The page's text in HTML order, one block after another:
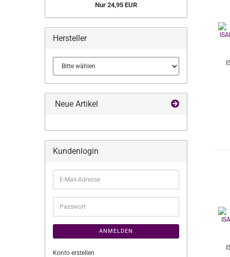
Nur 24,95 EUR
Hersteller
Neue Artikel
Kundenlogin
E-
Mail-
Adresse
Passwort
ANMELDEN
Konto erstellen